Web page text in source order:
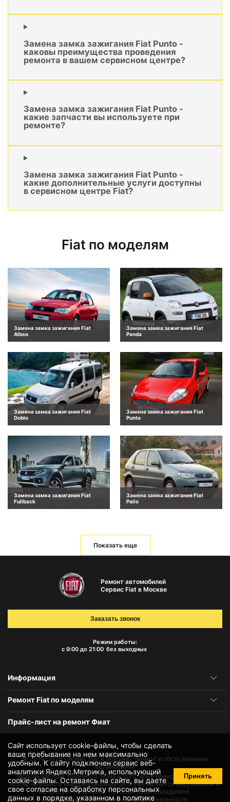
Замена замка зажигания Fiat Punto -
каковы преимущества проведения
ремонта в вашем сервисном центре?
Замена замка зажигания Fiat Punto -
какие запчасти вы используете при
ремонте?
Замена замка зажигания Fiat Punto -
какие дополнительные услуги доступны
в сервисном центре Fiat?
Fiat по моделям
Замена замка зажигания Fiat
Albea
Замена замка зажигания Fiat
Panda
Замена замка зажигания Fiat
Doblo
Замена замка зажигания Fiat
Punto
Замена замка зажигания Fiat
Fullback
Замена замка зажигания Fiat
Palio
Показать еще
Сайт использует cookie-файлы, чтобы сделать
ваше пребывание на нем максимально
удобным. К cайту подключен сервис веб-
аналитики Яндекс.Метрика, использующий
cookie-файлы. Оставаясь на сайте, вы даете
своесогласие на обработку персональных
данных в порядке, указанном в политике
Принять
Ремонт автомобилей
Сервис Fiat в Москве
Режим работы:
с 9:00 до 21:00 без выходных
Заказать звонок
Информация
Ремонт Fiat по моделям
Прайс-лист на ремонт Фиат
© 2010-2026Сервис Fiat в Москве – ремонт и обслуживание
автомобилей
Использование товарного знака и логотипов бренда происходит
исключительно в информационных целях не является нарушением и
не требует получения согласия правообладателя.
Защита данных и политика конфиденциальности.